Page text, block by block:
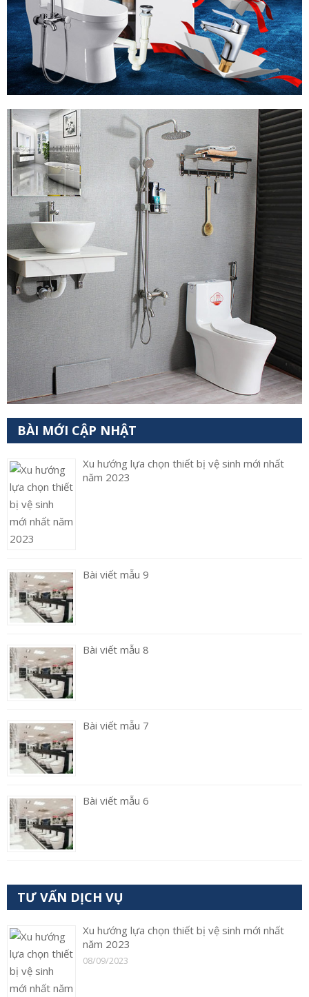
BÀI MỚI CẬP NHẬT
Xu hướng lựa chọn thiết bị vệ sinh mới nhất
năm 2023
Bài viết mẫu 9
Bài viết mẫu 8
Bài viết mẫu 7
Bài viết mẫu 6
TƯ VẤN DỊCH VỤ
Xu hướng lựa chọn thiết bị vệ sinh mới nhất
năm 2023
08/09/2023